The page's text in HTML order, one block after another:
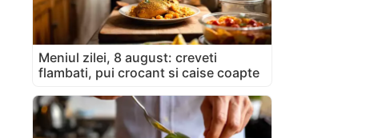
Meniul zilei, 8 august: creveti
flambati, pui crocant si caise coapte